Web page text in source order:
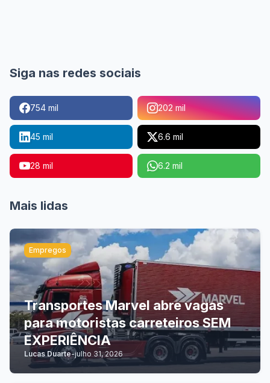
Siga nas redes sociais
754 mil 202 mil
45 mil 6.6 mil
28 mil 6.2 mil
Mais lidas
Empregos
Transportes Marvel abre vagas
para motoristas carreteiros SEM
EXPERIÊNCIA
Lucas Duarte-julho 31, 2026